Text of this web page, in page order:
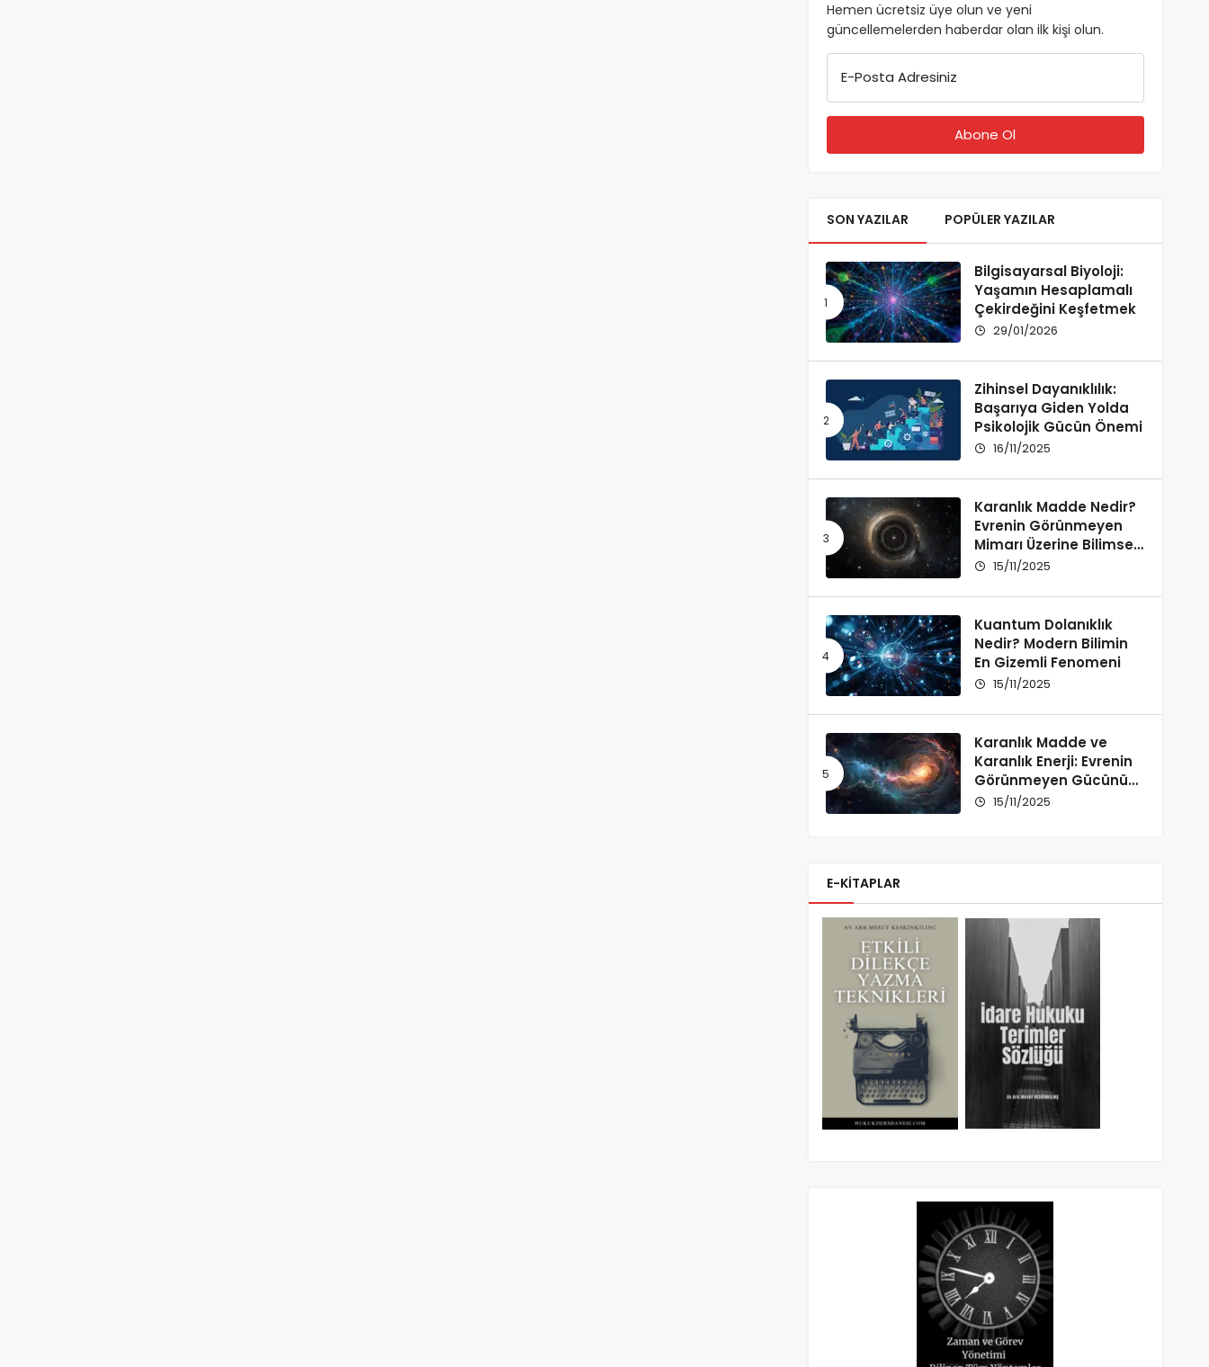
Hemen ücretsiz üye olun ve yeni
güncellemelerden haberdar olan ilk kişi olun.
E-Posta Adresiniz
SON YAZILAR POPÜLER YAZILAR
Bilgisayarsal Biyoloji:
Yaşamın Hesaplamalı
Çekirdeğini Keşfetmek
29/01/2026
Zihinsel Dayanıklılık:
Başarıya Giden Yolda
Psikolojik Gücün Önemi
16/11/2025
Karanlık Madde Nedir?
Evrenin Görünmeyen
Mimarı Üzerine Bilimsel
Bir İnceleme
15/11/2025
Kuantum Dolanıklık
Nedir? Modern Bilimin
En Gizemli Fenomeni
15/11/2025
Karanlık Madde ve
Karanlık Enerji: Evrenin
Görünmeyen Gücünü
Anlamak
15/11/2025
E-KİTAPLAR